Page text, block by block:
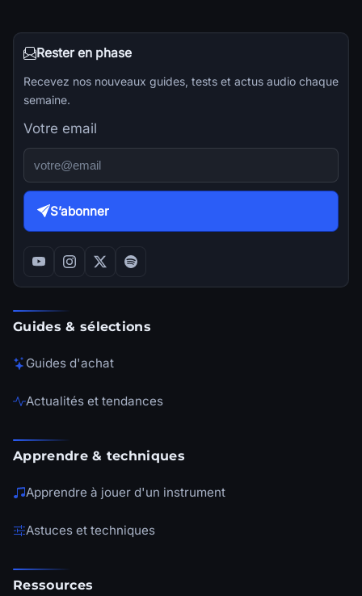
Rester en phase
Recevez nos nouveaux guides, tests et actus audio chaque
semaine.
Votre email
S’abonner
Guides & sélections
Guides d'achat
Actualités et tendances
Apprendre & techniques
Apprendre à jouer d'un instrument
Astuces et techniques
Ressources